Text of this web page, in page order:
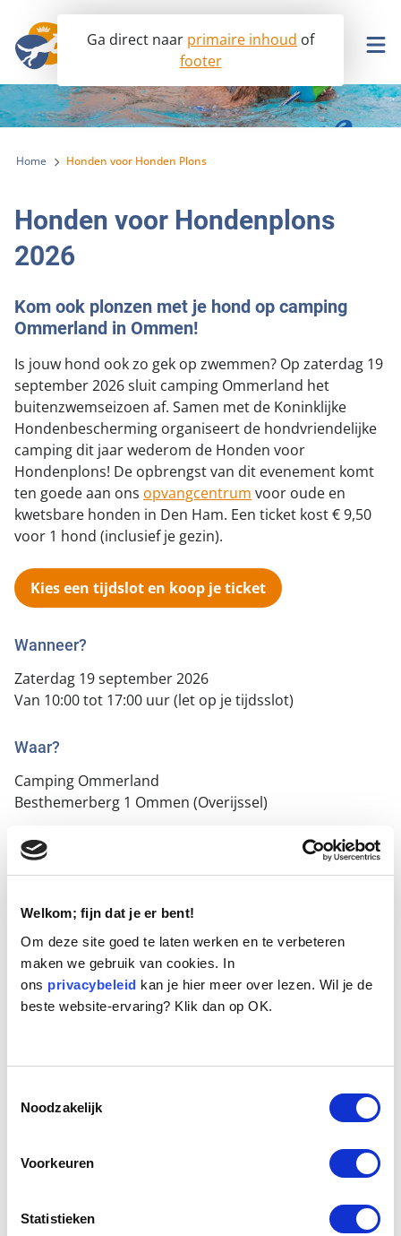
Welkom; fijn dat je er bent!
Om deze site goed te laten werken en te verbeteren
maken we gebruik van cookies. In
ons privacybeleid kan je hier meer over lezen. Wil je de
beste website-ervaring? Klik dan op OK.
Noodzakelijk
Voorkeuren
Statistieken
Ga direct naar primaire inhoud of
footer
Hondenopvangcentrum
Lobby
Aanpak malafide hondenhandel en broodfok
Betaalbare dierenartszorg
Voorkomen van dierenmishandeling
Afschaffing hondenbelasting
Landelijke registratie bijtincidenten
Verantwoord fokbeleid
Landelijk vuurwerkverbod
Verplichte pre-aanschaf cursus
Voldoende veilige losloopgebieden
Ik wil een hond
Onderzoek en wetenschap
Lezingen
Symposium Gemeentelijk Dierenbeleid
Help mee
Word donateur
In uw testament
Teken onze petitie
Steun als bedrijf
Adopteer een seniorhond
Sponsor een seniorhond
Schenk met belastingvoordeel
Steun als vrijwilliger
Honden voor Honden Loop
Vraag een donatiebox aan
Missie en visie
Wat wij doen
Onze organisatie
Samenwerking
Bekende vrienden
Jaarverslag
Vacatures
Onze successen voor honden
Contact
Contactgegevens
Pers
Nieuws
Veelgestelde vragen
Melding hondenleed
Zoeken
Home Honden voor Honden Plons
Honden voor Hondenplons
2026
Kom ook plonzen met je hond op camping
Ommerland in Ommen!
Is jouw hond ook zo gek op zwemmen? Op zaterdag 19
september 2026 sluit camping Ommerland het
buitenzwemseizoen af. Samen met de Koninklijke
Hondenbescherming organiseert de hondvriendelijke
camping dit jaar wederom de Honden voor
Hondenplons! De opbrengst van dit evenement komt
ten goede aan ons opvangcentrum voor oude en
kwetsbare honden in Den Ham. Een ticket kost € 9,50
voor 1 hond (inclusief je gezin).
Kies een tijdslot en koop je ticket
Wanneer?
Zaterdag 19 september 2026
Van 10:00 tot 17:00 uur (let op je tijdsslot)
Waar?
Camping Ommerland
Besthemerberg 1 Ommen (Overijssel)
Vakantiepark Ommerland is een heerlijke
hondencamping
, dus je kunt er eventueel ook een